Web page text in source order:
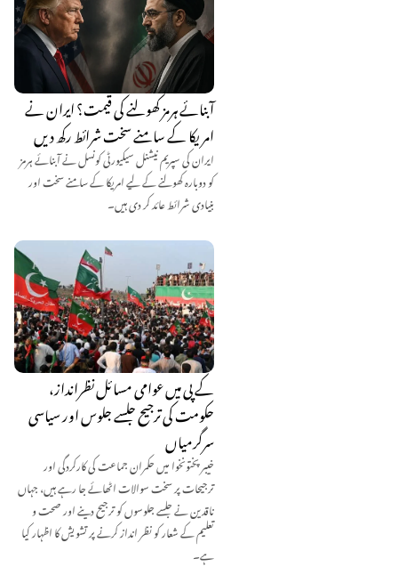
آبنائے ہرمز کھولنے کی قیمت؟ ایران نے
امریکا کے سامنے سخت شرائط رکھ دیں
ایران کی سپریم نیشنل سیکیورٹی کونسل نے آبنائے ہرمز
کو دوبارہ کھولنے کے لیے امریکا کے سامنے سخت اور
بنیادی شرائط عائد کر دی ہیں۔
کے پی میں عوامی مسائل نظرانداز،
حکومت کی ترجیح جلسے جلوس اور سیاسی
سرگرمیاں
خیبر پختونخوا میں حکمران جماعت کی کارکردگی اور
ترجیحات پر سخت سوالات اٹھائے جا رہے ہیں، جہاں
ناقدین نے جلسے جلوسوں کو ترجیح دینے اور صحت و
تعلیم کے شعار کو نظر انداز کرنے پر تشویش کا اظہار کیا
ہے۔